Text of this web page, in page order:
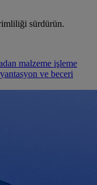
sürdürün.
malzeme işleme
ve beceri